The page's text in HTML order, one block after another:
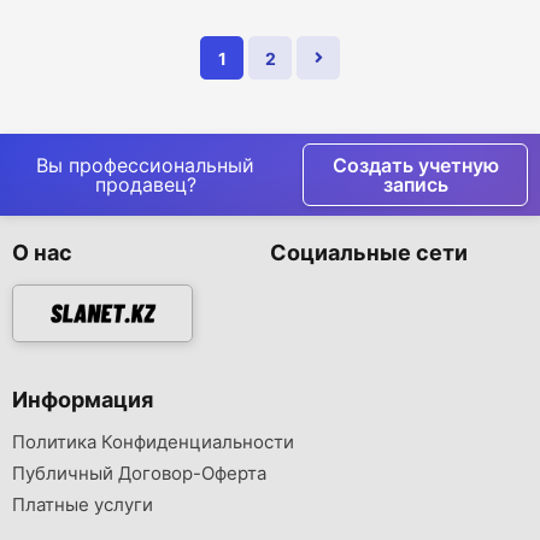
1 2
Вы профессиональный
продавец?
Создать учетную
запись
О нас Социальные сети
Информация
Политика Конфиденциальности
Публичный Договор-Оферта
Платные услуги